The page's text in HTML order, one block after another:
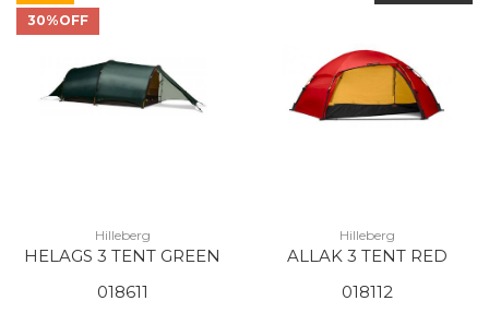
30%OFF
Hilleberg
HELAGS 3 TENT GREEN
018611
Hilleberg
ALLAK 3 TENT RED
018112